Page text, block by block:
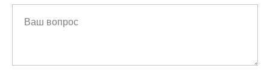
Ваш вопрос